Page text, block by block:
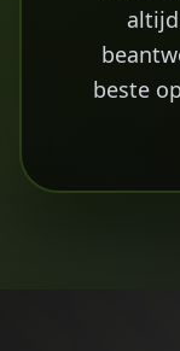
beste